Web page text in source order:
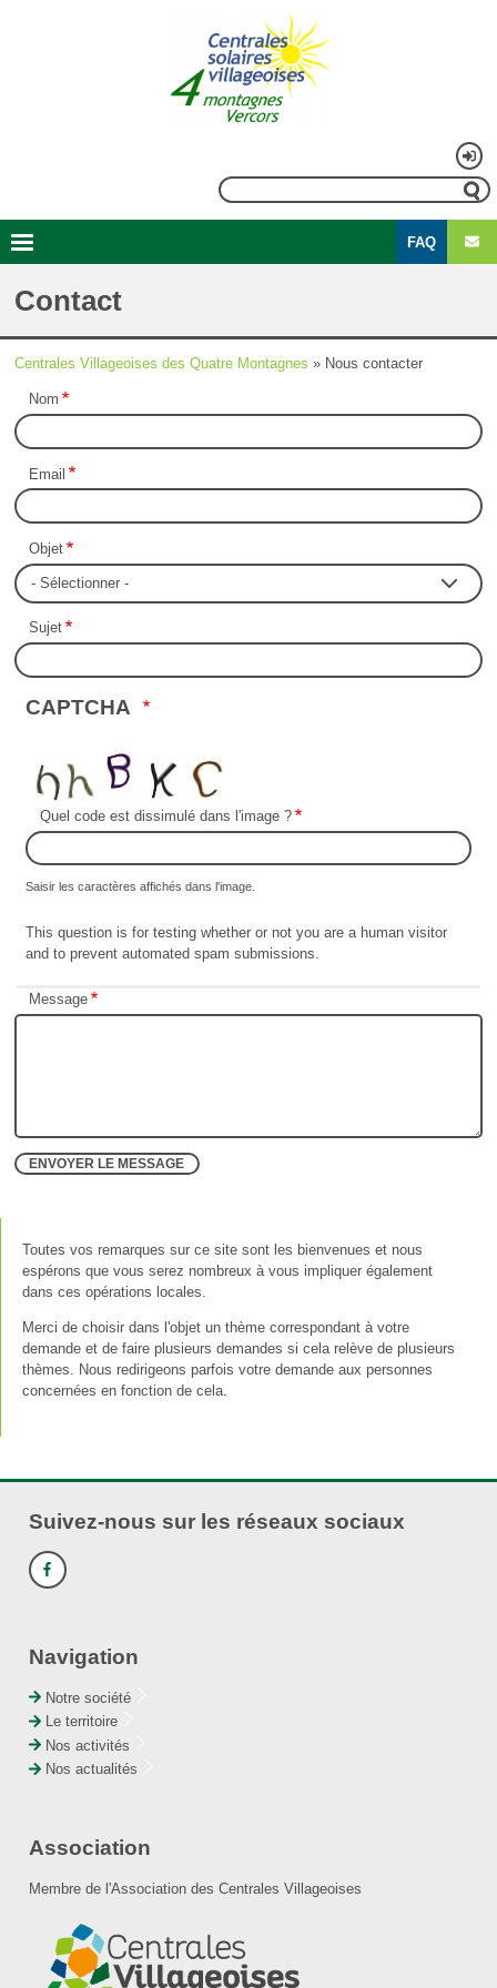
Rechercher
compte
de
Navigation
principale
FAQ
Contact
d'Ariane
Centrales Villageoises des Quatre Montagnes Nous contacter
Nom
Email
Objet
Sujet
CAPTCHA
Quel code est dissimulé dans l'image ?
Saisir les caractères affichés dans l'image.
This question is for testing whether or not you are a human visitor
and to prevent automated spam submissions.
Message
Toutes vos remarques sur ce site sont les bienvenues et nous
espérons que vous serez nombreux à vous impliquer également
dans ces opérations locales.
Merci de choisir dans l'objet un thème correspondant à votre
demande et de faire plusieurs demandes si cela relève de plusieurs
thèmes. Nous redirigeons parfois votre demande aux personnes
concernées en fonction de cela.
Suivez-nous sur les réseaux sociaux
Navigation
Notre société
Le territoire
Nos activités
Nos actualités
Association
Membre de l'Association des Centrales Villageoises